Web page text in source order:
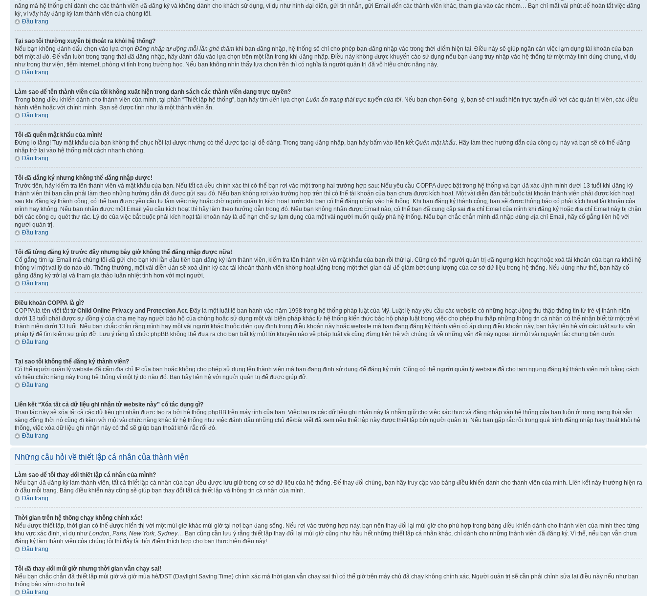
năng mà hệ thống chỉ dành cho các thành viên đã đăng ký và không dành cho khách sử dụng, ví dụ như hình đại diện, gửi tin nhắn, gửi Email đến các thành viên khác, tham gia vào các nhóm… Bạn chỉ mất vài phút để hoàn tất việc đăng
ký, vì vậy hãy đăng ký làm thành viên của chúng tôi.
Đầu trang
Tại sao tôi thường xuyên bị thoát ra khỏi hệ thống?
Nếu bạn không đánh dấu chọn vào lựa chọn Đăng nhập tự động mỗi lần ghé thăm khi bạn đăng nhập, hệ thống sẽ chỉ cho phép bạn đăng nhập vào trong thời điểm hiện tại. Điều này sẽ giúp ngăn cản việc lạm dụng tài khoản của bạn
bởi một ai đó. Để vẫn luôn trong trạng thái đã đăng nhập, hãy đánh dấu vào lựa chọn trên một lần trong khi đăng nhập. Điều này không được khuyến cáo sử dụng nếu bạn đang truy nhập vào hệ thống từ một máy tính dùng chung, ví dụ
như trong thư viện, tiệm Internet, phòng vi tính trong trường học. Nếu bạn không nhìn thấy lựa chọn trên thì có nghĩa là người quản trị đã vô hiệu chức năng này.
Đầu trang
Làm sao để tên thành viên của tôi không xuất hiện trong danh sách các thành viên đang trực tuyến?
Trong bảng điều khiển dành cho thành viên của mình, tại phần “Thiết lập hệ thống”, bạn hãy tìm đến lựa chọn Luôn ẩn trạng thái trực tuyến của tôi . Nếu bạn chọn Đồng ý , bạn sẽ chỉ xuất hiện trực tuyến đối với các quản trị viên, các điều
hành viên hoặc với chính mình. Bạn sẽ được tính như là một thành viên ẩn.
Đầu trang
Tôi đã quên mật khẩu của mình!
Đừng lo lắng! Tuy mật khẩu của bạn không thể phục hồi lại được nhưng có thể được tạo lại dễ dàng. Trong trang đăng nhập, bạn hãy bấm vào liên kết Quên mật khẩu . Hãy làm theo hướng dẫn của công cụ này và bạn sẽ có thể đăng
nhập trở lại vào hệ thống một cách nhanh chóng.
Đầu trang
Tôi đã đăng ký nhưng không thể đăng nhập được!
Trước tiên, hãy kiểm tra tên thành viên và mật khẩu của bạn. Nếu tất cả đều chính xác thì có thể bạn rơi vào một trong hai trường hợp sau: Nếu yêu cầu COPPA được bật trong hệ thống và bạn đã xác định mình dưới 13 tuổi khi đăng ký
thành viên thì bạn cần phải làm theo những hướng dẫn đã được gửi sau đó. Nếu bạn không rơi vào trường hợp trên thì có thể tài khoản của bạn chưa được kích hoạt. Một vài diễn đàn bắt buộc tài khoản thành viên phải được kích hoạt
sau khi đăng ký thành công, có thể bạn được yêu cầu tự làm việc này hoặc chờ người quản trị kích hoạt trước khi bạn có thể đăng nhập vào hệ thống. Khi bạn đăng ký thành công, bạn sẽ được thông báo có phải kích hoạt tài khoản của
mình hay không. Nếu bạn nhận được một Email yêu cầu kích hoạt thì hãy làm theo hướng dẫn trong đó. Nếu bạn không nhận được Email nào, có thể bạn đã cung cấp sai địa chỉ Email của mình khi đăng ký hoặc địa chỉ Email này bị chặn
bởi các công cụ quét thư rác. Lý do của việc bắt buộc phải kích hoạt tài khoản này là để hạn chế sự lạm dụng của một vài người muốn quấy phá hệ thống. Nếu bạn chắc chắn mình đã nhập đúng địa chỉ Email, hãy cố gắng liên hệ với
người quản trị.
Đầu trang
Tôi đã từng đăng ký trước đây nhưng bây giờ không thể đăng nhập được nữa!
Cố gắng tìm lại Email mà chúng tôi đã gửi cho bạn khi lần đầu tiên bạn đăng ký làm thành viên, kiểm tra tên thành viên và mật khẩu của bạn rồi thử lại. Cũng có thể người quản trị đã ngưng kích hoạt hoặc xoá tài khoản của bạn ra khỏi hệ
thống vì một vài lý do nào đó. Thông thường, một vài diễn đàn sẽ xoá định kỳ các tài khoản thành viên không hoạt động trong một thời gian dài để giảm bớt dung lượng của cơ sở dữ liệu trong hệ thống. Nếu đúng như thế, bạn hãy cố
gắng đăng ký trở lại và tham gia thảo luận nhiệt tình hơn với mọi người.
Đầu trang
Điều khoản COPPA là gì?
COPPA là tên viết tắt từ Child Online Privacy and Protection Act . Đây là một luật lệ ban hành vào năm 1998 trong hệ thống pháp luật của Mỹ. Luật lệ này yêu cầu các website có những hoạt động thu thập thông tin từ trẻ vị thành niên
dưới 13 tuổi phải được sự đồng ý của cha mẹ hay người bảo hộ của chúng hoặc sử dụng một vài biện pháp khác từ hệ thống kiến thức bảo hộ pháp luật trong việc cho phép thu thập những thông tin cá nhân có thể nhận biết từ một trẻ vị
thành niên dưới 13 tuổi. Nếu bạn chắc chắn rằng mình hay một vài người khác thuộc diện quy định trong điều khoản này hoặc website mà bạn đang đăng ký thành viên có áp dụng điều khoản này, bạn hãy liên hệ với các luật sư tư vấn
pháp lý để tìm kiếm sự giúp đỡ. Lưu ý rằng tổ chức phpBB không thể đưa ra cho bạn bất kỳ một lời khuyên nào về pháp luật và cũng đừng liên hệ với chúng tôi về những vấn đề này ngoại trừ một vài nguyên tắc chung bên dưới.
Đầu trang
Tại sao tôi không thể đăng ký thành viên?
Có thể người quản lý website đã cấm địa chỉ IP của bạn hoặc không cho phép sử dụng tên thành viên mà bạn đang định sử dụng để đăng ký mới. Cũng có thể người quản lý website đã cho tạm ngưng đăng ký thành viên mới bằng cách
vô hiệu chức năng này trong hệ thống vì một lý do nào đó. Bạn hãy liên hệ với người quản trị để được giúp đỡ.
Đầu trang
Liên kết “Xóa tất cả dữ liệu ghi nhận từ website này” có tác dụng gì?
Thao tác này sẽ xóa tất cả các dữ liệu ghi nhận được tạo ra bởi hệ thống phpBB trên máy tính của bạn. Việc tạo ra các dữ liệu ghi nhận này là nhằm giữ cho việc xác thực và đăng nhập vào hệ thống của bạn luôn ở trong trạng thái sẵn
sàng đồng thời nó cũng đi kèm với một vài chức năng khác từ hệ thống như việc đánh dấu những chủ đề/bài viết đã xem nếu thiết lập này được thiết lập bởi người quản trị. Nếu bạn gặp rắc rối trong quá trình đăng nhập hay thoát khỏi hệ
thống, việc xóa dữ liệu ghi nhận này có thể sẽ giúp bạn thoát khỏi rắc rối đó.
Đầu trang
Những câu hỏi về thiết lập cá nhân của thành viên
Làm sao để tôi thay đổi thiết lập cá nhân của mình?
Nếu bạn đã đăng ký làm thành viên, tất cả thiết lập cá nhân của bạn đều được lưu giữ trong cơ sở dữ liệu của hệ thống. Để thay đổi chúng, bạn hãy truy cập vào bảng điều khiển dành cho thành viên của mình. Liên kết này thường hiện ra
ở đầu mỗi trang. Bảng điều khiển này cũng sẽ giúp bạn thay đổi tất cả thiết lập và thông tin cá nhân của mình.
Đầu trang
Thời gian trên hệ thống chạy không chính xác!
Nếu được thiết lập, thời gian có thể được hiển thị với một múi giờ khác múi giờ tại nơi bạn đang sống. Nếu rơi vào trường hợp này, bạn nên thay đổi lại múi giờ cho phù hợp trong bảng điều khiển dành cho thành viên của mình theo từng
khu vực xác định, ví dụ như London, Paris, New York, Sydney… Bạn cũng cần lưu ý rằng thiết lập thay đổi lại múi giờ cũng như hầu hết những thiết lập cá nhân khác, chỉ dành cho những thành viên đã đăng ký. Vì thế, nếu bạn vẫn chưa
đăng ký làm thành viên của chúng tôi thì đây là thời điểm thích hợp cho bạn thực hiện điều này!
Đầu trang
Tôi đã thay đổi múi giờ nhưng thời gian vẫn chạy sai!
Nếu bạn chắc chắn đã thiết lập múi giờ và giờ mùa hè/DST (Daylight Saving Time) chính xác mà thời gian vẫn chạy sai thì có thể giờ trên máy chủ đã chạy không chính xác. Người quản trị sẽ cần phải chỉnh sửa lại điều này nếu như bạn
thông báo sớm cho họ biết.
Đầu trang